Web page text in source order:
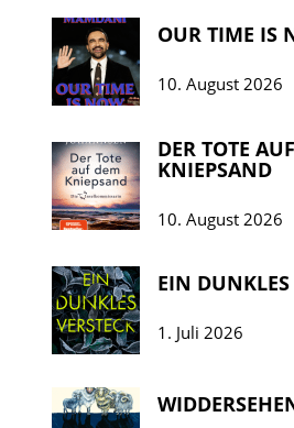
OUR TIME IS
10. August 2026
DER TOTE
KNIEPSAND
10. August 2026
EIN DUNKLES
1. Juli 2026